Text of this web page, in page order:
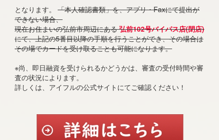
となります。 「本人確認書類」を、アプリ・Faxにて提出が
できない場合、
現在お住まいの弘前市周辺にある弘前102号バイパス店(閉店)
にて、上記の5番目以降の手順を行うことができ、その場合は
その場でカードを受け取ることも可能になります。
※尚、即日融資を受けられるかどうかは、審査の受付時間や審
査の状況によります。
詳しくは、アイフルの公式サイトにてご確認ください！